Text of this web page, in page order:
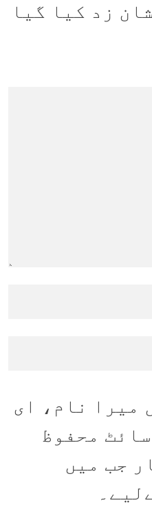
زد کیا گیا
میرا نام، ای
محفوظ
جب میں